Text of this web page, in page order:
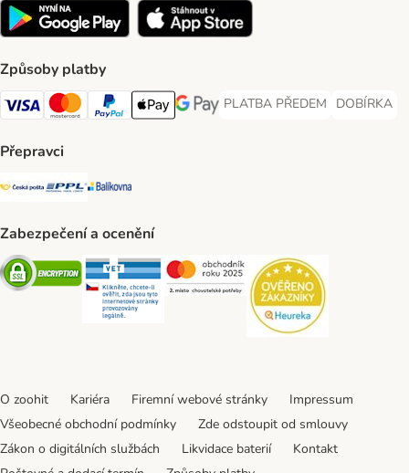
Způsoby platby
Visa Payment Method
Mastercard Payment Method
PayPal Payment Method
Apple pay Payment Method
GooglePay Payment Method
PLATBA PŘEDEM
PLATBA PŘEDEM Payment
DOBÍRKA
DOBÍRKA
Přepravci
Česká pošta Shipping Method
PPL Shipping Method
Balíkovna Shipping Method
Zabezpečení a ocenění
Security Security Security
O zoohit Kariéra Firemní webové stránky
Impressum
Všeobecné obchodní podmínky
Zde odstoupit od smlouvy
Zákon o digitálních službách
Likvidace baterií
Kontakt